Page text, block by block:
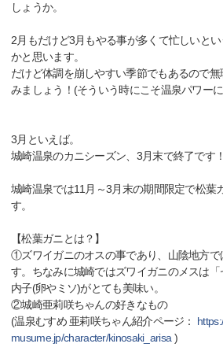
しょうか。
2月もだけど3月もやる事が多くて忙しいと
かと思います。
だけど体調を崩しやすい季節でもあるので
みましょう！(そういう時にこそ温泉パワー
3月といえば。
城崎温泉のカニシーズン、3月末で終了です！
城崎温泉では11月～3月末の期間限定で松葉
す。
【松葉ガニとは？】
①ズワイガニのオスの事であり、山陰地方で
す。ちなみに城崎ではズワイガニのメスは「
内子(卵やミソ)がとても美味い。
②城崎亜莉咲ちゃんの好きなもの
(温泉むすめ 亜莉咲ちゃん紹介ページ：
musume.jp/character/kinosaki_arisa )